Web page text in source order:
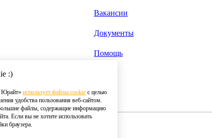
:)
Юрайт» использует файлы cookie с целью
удобства пользования веб-сайтом.
файлы, содержащие информацию
Если вы не хотите использовать
браузера.
Вакансии
Документы
Помощь